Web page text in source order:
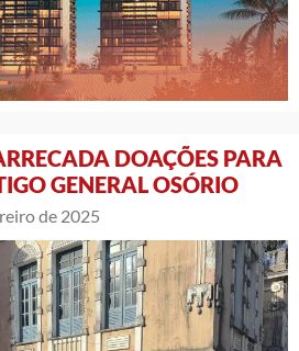
DOAÇÕES PARA
GENERAL OSÓRIO
de 2025